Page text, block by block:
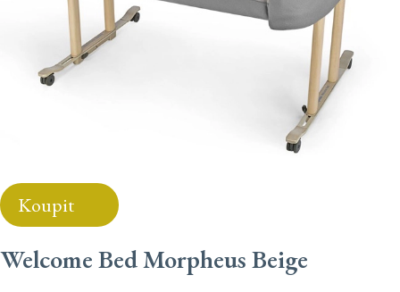
Koupit
Welcome Bed Morpheus Beige